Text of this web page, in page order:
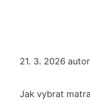
21. 3. 2026
Jak vybrat